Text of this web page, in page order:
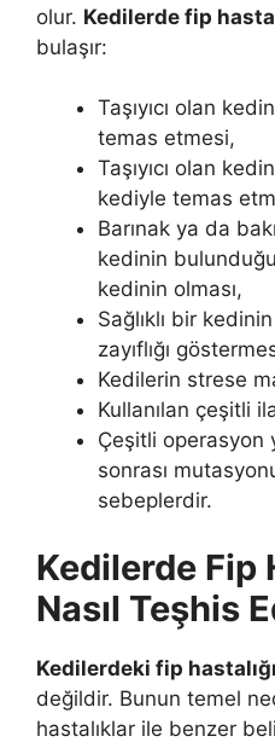
olur. Kedilerde fip
bulaşır:
Taşıyıcı olan
temas etmesi,
Taşıyıcı olan
kediyle temas
Barınak ya da
kedinin
kedinin olması,
Sağlıklı bir
zayıflığı
Kedilerin strese
Kullanılan çeşitli
Çeşitli operasyon
sonrası
sebeplerdir.
Kedilerde Fip
Nasıl Teşhis
Kedilerdeki fip
değildir. Bunun temel
hastalıklar ile benzer